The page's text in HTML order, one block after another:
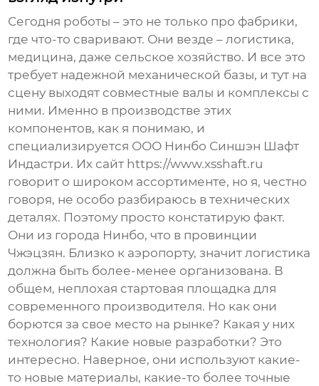
Сегодня роботы – это не только про фабрики,
где что-то сваривают. Они везде – логистика,
медицина, даже сельское хозяйство. И все это
требует надежной механической базы, и тут на
сцену выходят совместные валы и комплексы с
ними. Именно в производстве этих
компонентов, как я понимаю, и
специализируется ООО Нинбо Синшэн Шафт
Индастри. Их сайт https://www.xsshaft.ru
говорит о широком ассортименте, но я, честно
говоря, не особо разбираюсь в технических
деталях. Поэтому просто констатирую факт.
Они из города Нинбо, что в провинции
Чжэцзян. Близко к аэропорту, значит логистика
должна быть более-менее организована. В
общем, неплохая стартовая площадка для
современного производителя. Но как они
борются за свое место на рынке? Какая у них
технология? Какие новые разработки? Это
интересно. Наверное, они используют какие-
то новые материалы, какие-то более точные